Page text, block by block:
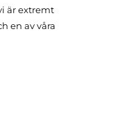
är extremt
en av våra